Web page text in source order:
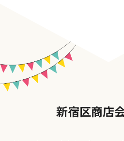
新宿区商店